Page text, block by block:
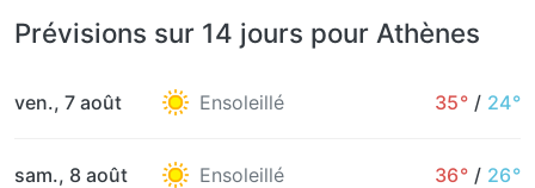
Prévisions sur 14 jours pour Athènes
ven., 7 août Ensoleillé 35° / 24°
sam., 8 août Ensoleillé 36° / 26°